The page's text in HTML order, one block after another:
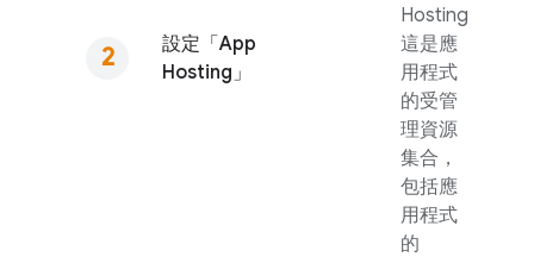
設定「 App
Hosting」
Hosting
這是應
用程式
的受管
理資源
集合，
包括應
用程式
的